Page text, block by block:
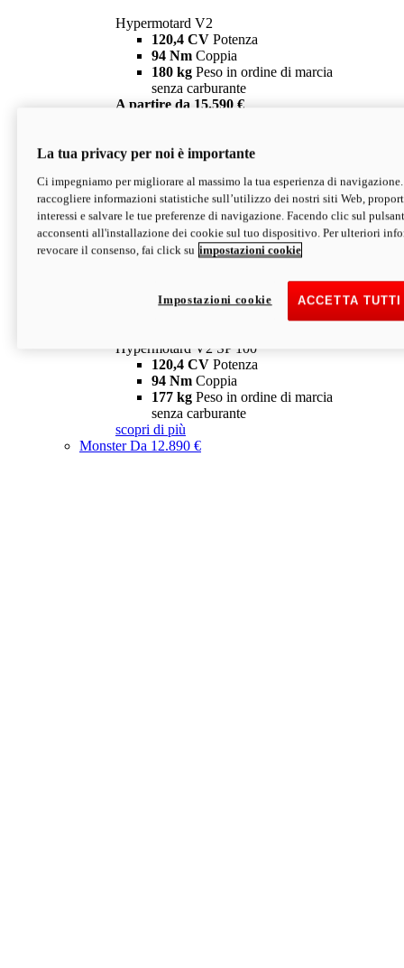
Hypermotard V2
120,4 CV Potenza
94 Nm Coppia
180 kg Peso in ordine di marcia
senza carburante
A partire da 15.590 €
V2 SP
Hypermotard V2 SP
120,4 CVPotenza
94 NmCoppia
177 kgPeso in ordine di marcia
senza carburante
Depotenziata 35 kW: 18.890 € i
configura scopri di più
Hypermotard V2 SP 100
120,4 CV Potenza
94 Nm Coppia
177 kg Peso in ordine di marcia
senza carburante
scopri di più
MonsterDa 12.890 €
La tua privacy per noi è importante
Ci impegniamo per migliorare al massimo la tua esperienza di
raccogliere informazioni statistiche sull’utilizzo dei nostri siti Web,
interessi e salvare le tue preferenze di navigazione. Facendo clic sul
acconsenti all'installazione dei cookie sul tuo dispositivo. Per ulteriori
revocare il consenso, fai click su impostazioni cookie
ACCETTA
Impostazioni cookie